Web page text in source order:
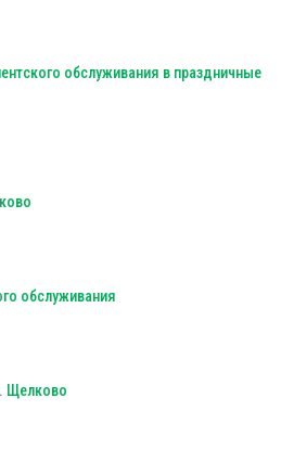
обслуживания в праздничные
обслуживания
Щелково